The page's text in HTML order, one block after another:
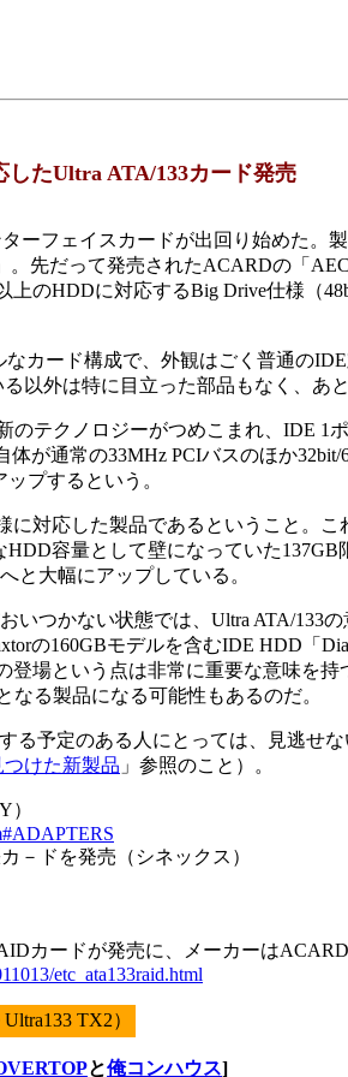
したUltra ATA/133カード発売
ーフェイスカードが出回り始めた。
。先だって発売されたACARDの「
上のHDDに対応するBig Drive仕様（
カード構成で、外観はごく普通の
以外は特に目立った部品もなく、あ
テクノロジーがつめこまれ、IDE 1
体が通常の33MHz PCIバスのほか
プするという。
対応した製品であるということ。
容量として壁になっていた
と大幅にアップしている。
つかない状態では、Ultra ATA/133
の160GBモデルを含むIDE HDD「
登場という点は非常に重要な意味を
る製品になる可能性もあるのだ。
予定のある人にとっては、見逃せ
つけた新製品 」参照のこと）。
）
－ドを発売（シネックス）
カードが発売に、メーカーはACARD
etc_ata133raid.html
TX2）
と俺コンハウス]